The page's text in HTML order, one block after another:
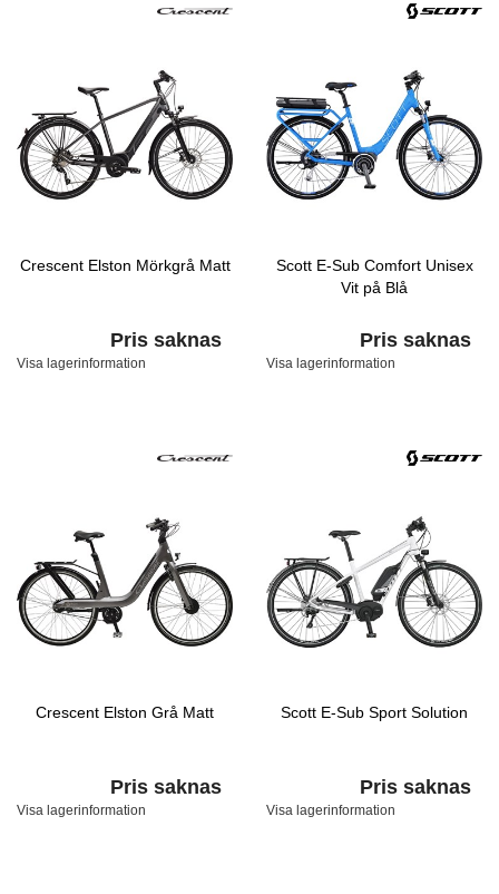
Crescent Elston Mörkgrå Matt
Pris saknas
Visa lagerinformation
Scott E-Sub Comfort Unisex
Vit på Blå
Pris saknas
Visa lagerinformation
Crescent Elston Grå Matt
Pris saknas
Visa lagerinformation
Scott E-Sub Sport Solution
Pris saknas
Visa lagerinformation